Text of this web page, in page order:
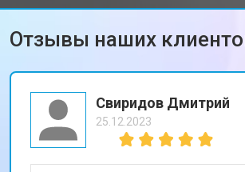
Отзывы наших
Свиридов Дмитрий
25.12.2023